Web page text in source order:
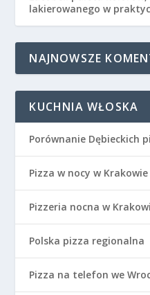
lakierowanego w
NAJNOWSZE
KUCHNIA WŁOSKA
Porównanie Dębieckich
Pizza w nocy w
Pizzeria nocna w
Polska pizza regionalna
Pizza na telefon we